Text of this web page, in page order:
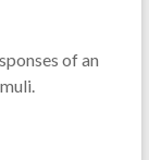
of an